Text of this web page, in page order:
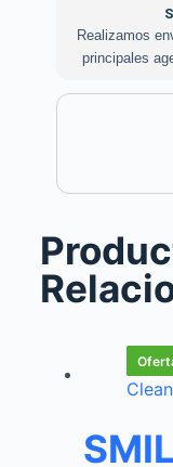
Realizamos
principales